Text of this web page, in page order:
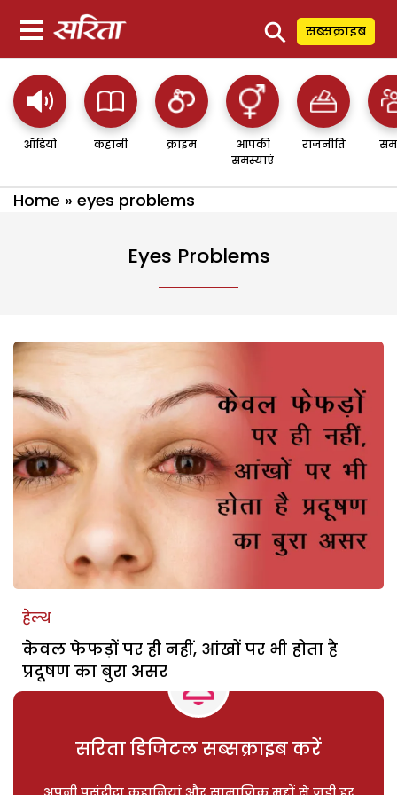
⚲ सब्सक्राइब
ऑडियो कहानी क्राइम
आपकी
समस्याएं
राजनीति
Home » eyes problems
Eyes Problems
हेल्थ
केवल फेफड़ों पर ही नहीं, आंखों पर भी होता है
प्रदूषण का बुरा असर
सरिता डिजिटल सब्सक्राइब करें